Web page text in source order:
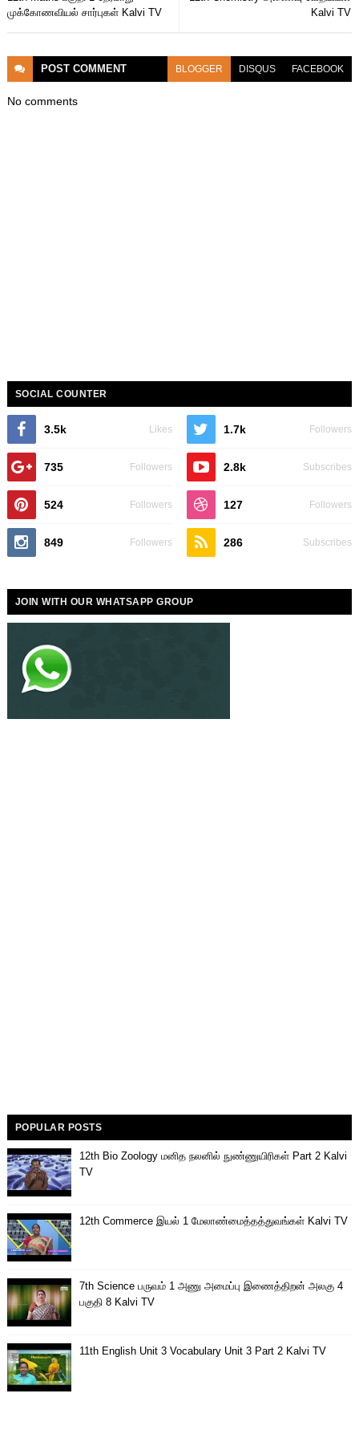
Kalvi TV
முக்கோணவியல் சார்புகள் Kalvi TV
POST COMMENT BLOGGER DISQUS FACEBOOK
No comments
SOCIAL COUNTER
3.5k Likes 1.7k Followers
735 Followers 2.8k Subscribes
524 Followers 127 Followers
849 Followers 286 Subscribes
JOIN WITH OUR WHATSAPP GROUP
POPULAR POSTS
12th Bio Zoology மனித நலனில் நுண்ணுயிரிகள் Part 2 Kalvi
TV
12th Commerce இயல் 1 மேலாண்மைத்தத்துவங்கள் Kalvi TV
7th Science பருவம் 1 அணு அமைப்பு இணைத்திறன் அலகு 4
பகுதி 8 Kalvi TV
11th English Unit 3 Vocabulary Unit 3 Part 2 Kalvi TV